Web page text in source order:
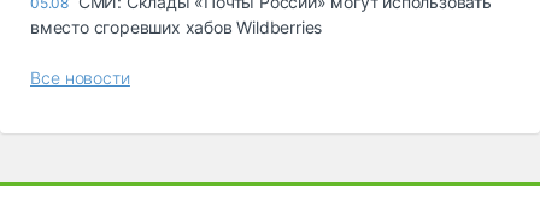
вместо сгоревших хабов Wildberries
Все новости